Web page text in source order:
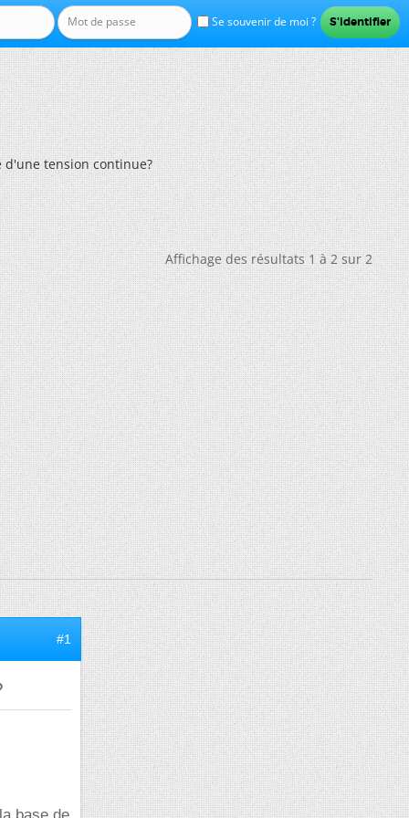
Se souvenir de moi ?
d'une tension continue?
Affichage des résultats 1 à 2 sur 2
#1